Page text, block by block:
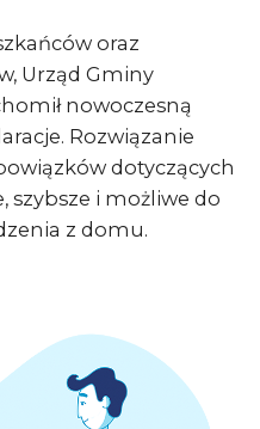
oraz
Urząd Gminy
nowoczesną
Rozwiązanie
dotyczących
szybsze i możliwe do
z domu.